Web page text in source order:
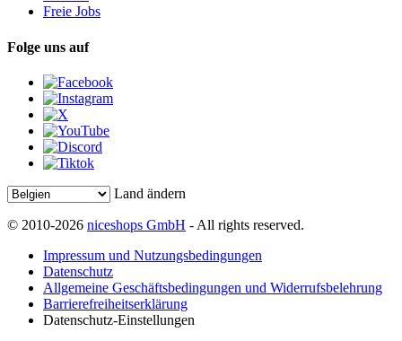
Freie Jobs
Folge uns auf
Land ändern
© 2010-2026 niceshops GmbH - All rights reserved.
Impressum und Nutzungsbedingungen
Datenschutz
Allgemeine Geschäftsbedingungen und Widerrufsbelehrung
Barrierefreiheitserklärung
Datenschutz-Einstellungen